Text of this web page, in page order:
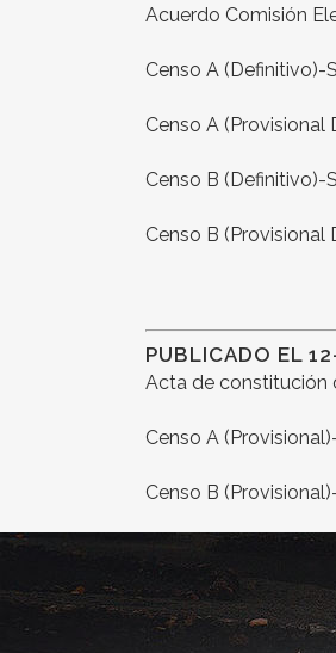
Acuerdo Comisión
Censo A (Definitivo)-
Censo A
Censo B (Definitivo)-
Censo B
PUBLICADO EL
Acta de constitución
Censo A
Censo B